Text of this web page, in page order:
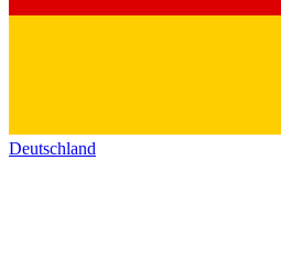
Deutschland